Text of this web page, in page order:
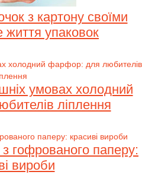
з картону своїми
життя упаковок
умовах холодний
ліплення
з гофрованого паперу:
вироби